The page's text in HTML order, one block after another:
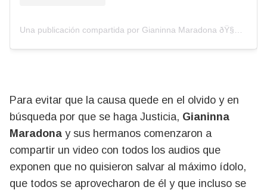
Para evitar que la causa quede en el olvido y en
búsqueda por que se haga Justicia, Gianinna
Maradona y sus hermanos comenzaron a
compartir un video con todos los audios que
exponen que no quisieron salvar al máximo ídolo,
que todos se aprovecharon de él y que incluso se